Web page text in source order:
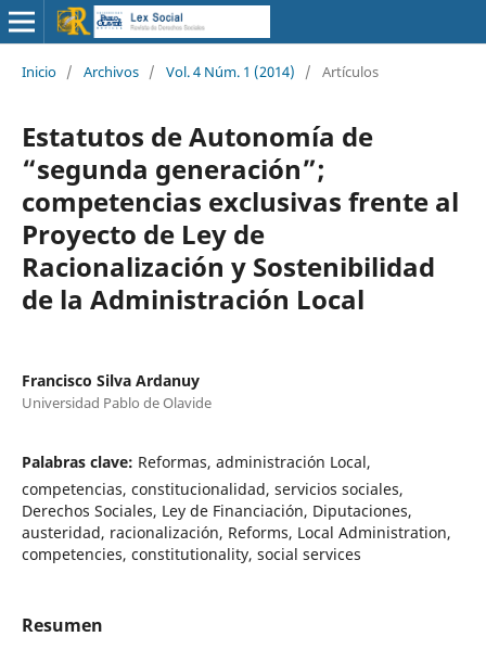
Inicio / Archivos / Vol. 4 Núm. 1 (2014) / Artículos
Estatutos de Autonomía de
“segunda generación”;
competencias exclusivas frente al
Proyecto de Ley de
Racionalización y Sostenibilidad
de la Administración Local
Francisco Silva Ardanuy
Universidad Pablo de Olavide
Palabras clave: Reformas, administración Local,
competencias, constitucionalidad, servicios sociales,
Derechos Sociales, Ley de Financiación, Diputaciones,
austeridad, racionalización, Reforms, Local Administration,
competencies, constitutionality, social services
Resumen